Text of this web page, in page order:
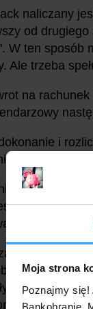
Moja strona
Poznajmy się!
Bankobranie.
naliczany
od
W ten sposób
Ale trzeba
na
i
250 zł.,
w którym
w
lub eKonto
na